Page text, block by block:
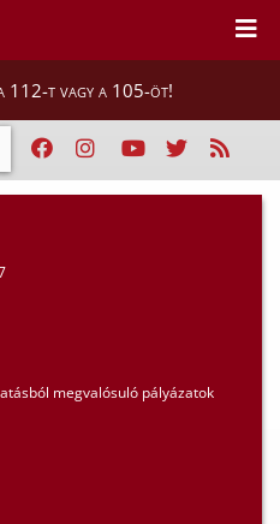
112-t vagy a 105-öt!
megvalósuló pályázatok